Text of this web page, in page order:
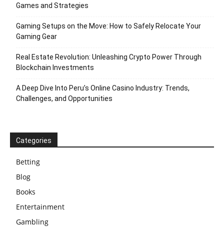
Games and Strategies
Gaming Setups on the Move: How to Safely Relocate Your
Gaming Gear
Real Estate Revolution: Unleashing Crypto Power Through
Blockchain Investments
A Deep Dive Into Peru’s Online Casino Industry: Trends,
Challenges, and Opportunities
Categories
Betting
Blog
Books
Entertainment
Gambling